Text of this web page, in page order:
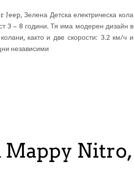
Зелена Детска електрическа кола
3 – 8 години. Тя има модерен дизайн в
както и две скорости: 3.2 км/ч и
независими
Mappy Nitro,